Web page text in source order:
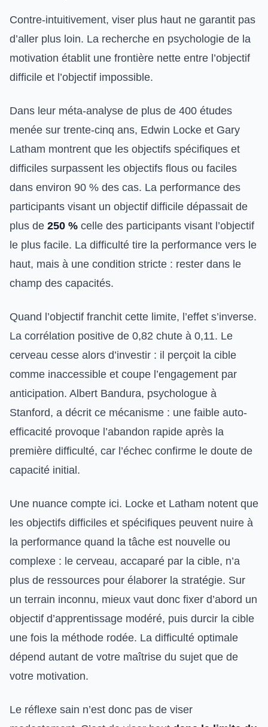
Contre-intuitivement, viser plus haut ne garantit pas
d’aller plus loin. La recherche en psychologie de la
motivation établit une frontière nette entre l’objectif
difficile et l’objectif impossible.
Dans leur méta-analyse de plus de 400 études
menée sur trente-cinq ans, Edwin Locke et Gary
Latham montrent que les objectifs spécifiques et
difficiles surpassent les objectifs flous ou faciles
dans environ 90 % des cas. La performance des
participants visant un objectif difficile dépassait de
plus de 250 % celle des participants visant l’objectif
le plus facile. La difficulté tire la performance vers le
haut, mais à une condition stricte : rester dans le
champ des capacités.
Quand l’objectif franchit cette limite, l’effet s’inverse.
La corrélation positive de 0,82 chute à 0,11. Le
cerveau cesse alors d’investir : il perçoit la cible
comme inaccessible et coupe l’engagement par
anticipation. Albert Bandura, psychologue à
Stanford, a décrit ce mécanisme : une faible auto-
efficacité provoque l’abandon rapide après la
première difficulté, car l’échec confirme le doute de
capacité initial.
Une nuance compte ici. Locke et Latham notent que
les objectifs difficiles et spécifiques peuvent nuire à
la performance quand la tâche est nouvelle ou
complexe : le cerveau, accaparé par la cible, n’a
plus de ressources pour élaborer la stratégie. Sur
un terrain inconnu, mieux vaut donc fixer d’abord un
objectif d’apprentissage modéré, puis durcir la cible
une fois la méthode rodée. La difficulté optimale
dépend autant de votre maîtrise du sujet que de
votre motivation.
Le réflexe sain n’est donc pas de viser